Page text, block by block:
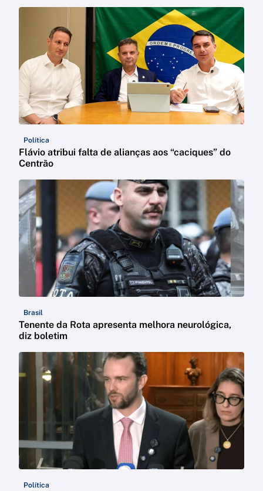
Política
Flávio atribui falta de alianças aos “caciques” do
Centrão
Brasil
Tenente da Rota apresenta melhora neurológica,
diz boletim
Política